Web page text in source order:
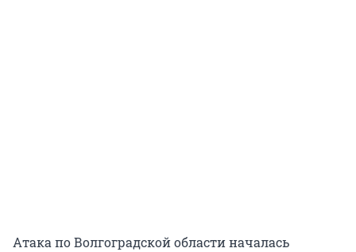
Атака по Волгоградской области началась